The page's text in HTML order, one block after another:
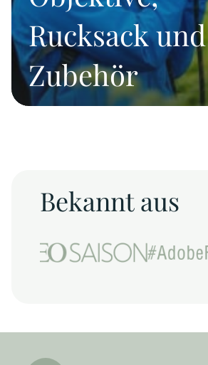
Rucksack und
Zubehör
Bekannt aus